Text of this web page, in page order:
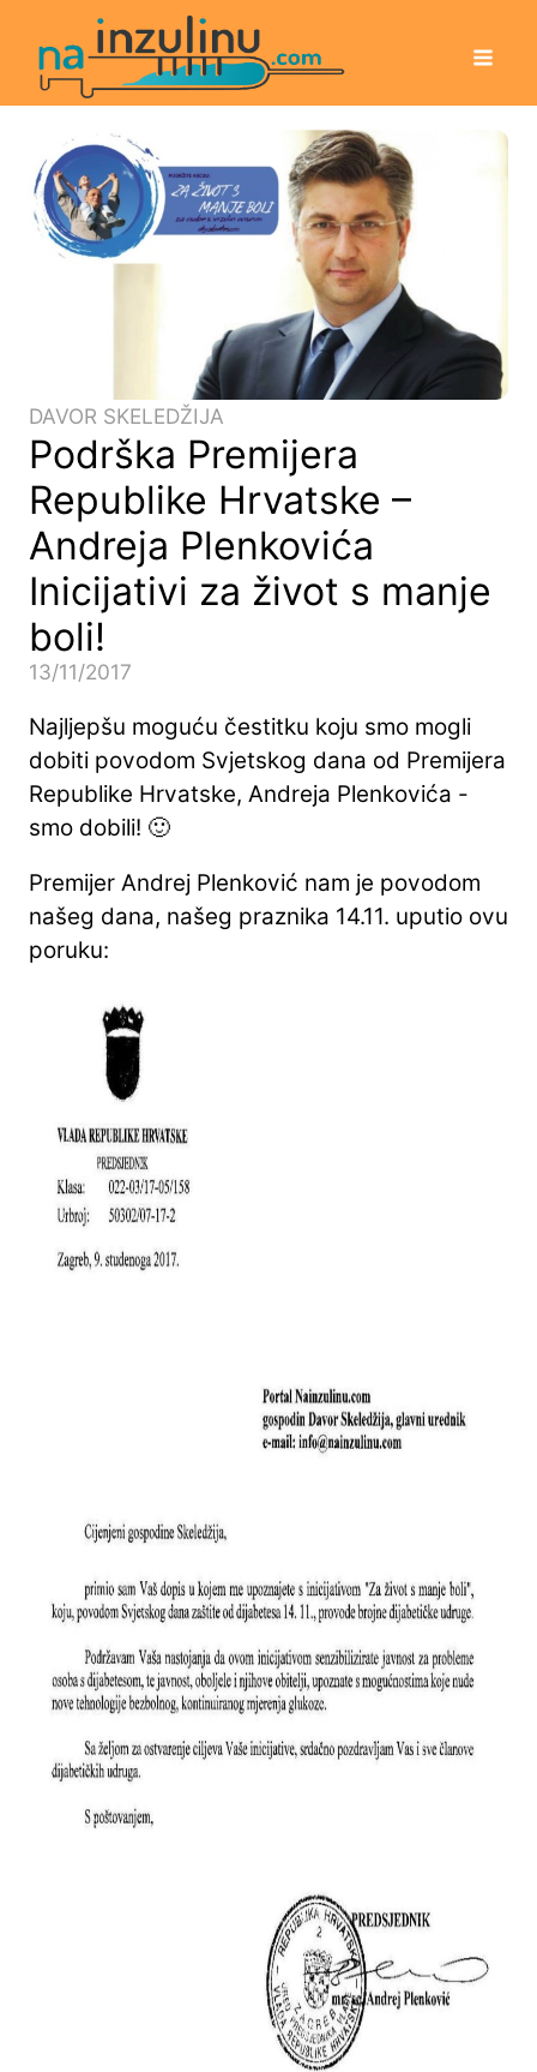
DAVOR SKELEDŽIJA
Podrška Premijera
Republike Hrvatske –
Andreja Plenkovića
Inicijativi za život s manje
boli!
13/11/2017
Najljepšu moguću čestitku koju smo mogli
dobiti povodom Svjetskog dana od Premijera
Republike Hrvatske, Andreja Plenkovića -
smo dobili! 🙂
Premijer Andrej Plenković nam je povodom
našeg dana, našeg praznika 14.11. uputio ovu
poruku: